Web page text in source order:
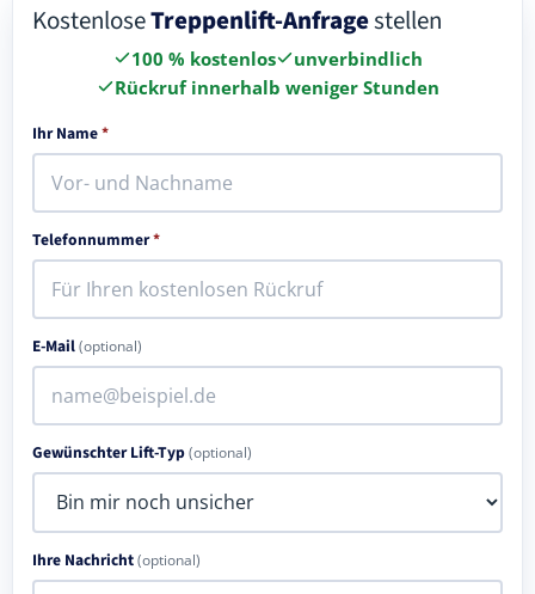
KostenloseTreppenlift-Anfragestellen
100 % kostenlos
unverbindlich
Rückruf innerhalb weniger Stunden
Ihr Name*
Telefonnummer*
E-Mail(optional)
Gewünschter Lift-Typ(optional)
Ihre Nachricht(optional)